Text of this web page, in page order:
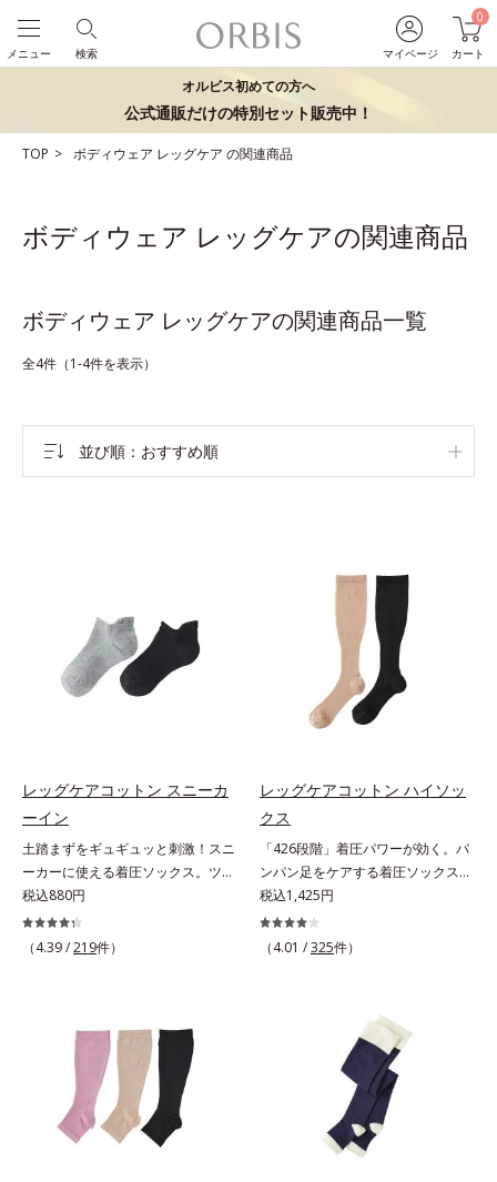
マイページ
0
カート
検索
メニュー
オルビス初めての方へ
公式通販だけの特別セット販売中！
TOP ボディウェア レッグケア の関連商品
ボディウェア レッグケアの関連商品
ボディウェア レッグケアの関連商品一覧
全4件（1-4件を表示）
並び順 おすすめ順
レッグケアコットン スニーカ
ーイン
土踏まずをギュギュッと刺激！スニ
ーカーに使える着圧ソックス。ツボ
押し効果でここちいい！スニーカー
に最適な、くるぶし丈の着圧ソック
スです。土踏まず部分がリブ編み
ックスやニーハイソックスが苦手な
方にもおすすめです。靴ひもをゆる
めずにはけるスニーカーなどを手軽
にはけるのも魅力です。生地が厚ぼ
ったくないので靴ひもをゆるめずに
サッとはけ、お出かけに手間取りま
税込880円
（4.39 /219件）
レッグケアコットン ハイソッ
クス
「426段階」着圧パワーが効く。パ
ンパン足をケアする着圧ソックス。
驚異的な「426段階」着圧で、足す
っきり足指の付け根から上へ、1列
ずつパワーが変わる426段階着圧を
素材やオルビス独自の形状設計によ
り、足への負担が少ない着圧ケアを
実現。仕事中に長時間はいても苦し
くなりません。
税込1,425円
（4.01 /325件）